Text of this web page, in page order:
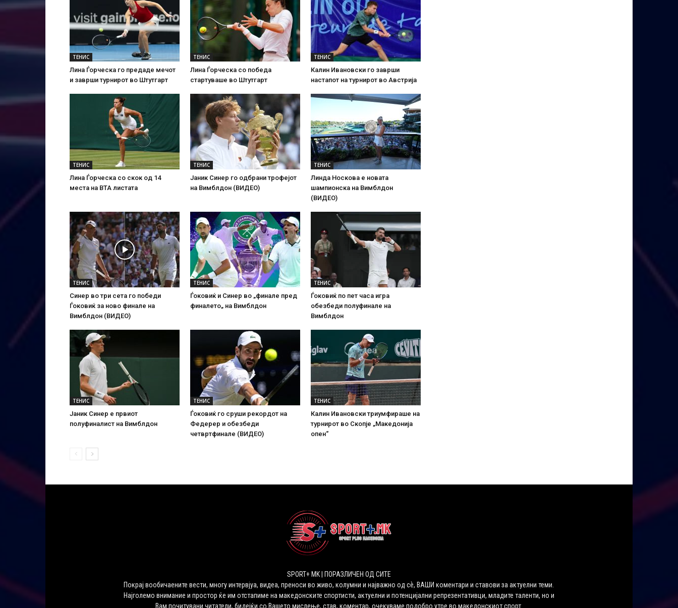
ТЕНИС
Лина Ѓорческа го предаде мечот
и заврши турнирот во Штутгарт
ТЕНИС
Лина Ѓорческа со победа
стартуваше во Штутгарт
ТЕНИС
Калин Ивановски го заврши
настапот на турнирот во Австрија
ТЕНИС
Лина Ѓорческа со скок од 14
места на ВТА листата
ТЕНИС
Јаник Синер го одбрани трофејот
на Вимблдон (ВИДЕО)
ТЕНИС
Линда Носкова е новата
шампионска на Вимблдон
(ВИДЕО)
ТЕНИС
Синер во три сета го победи
Ѓоковиќ за ново финале на
Вимблдон (ВИДЕО)
ТЕНИС
Ѓоковиќ и Синер во „финале пред
финалето„ на Вимблдон
ТЕНИС
Ѓоковиќ по пет часа игра
обезбеди полуфинале на
Вимблдон
ТЕНИС
Јаник Синер е првиот
полуфиналист на Вимблдон
ТЕНИС
Ѓоковиќ го сруши рекордот на
Федерер и обезбеди
четвртфинале (ВИДЕО)
ТЕНИС
Калин Ивановски триумфираше на
турнирот во Скопје „Македонија
опен“
SPORT+ MK | ПОРАЗЛИЧЕН ОД СИТЕ
Покрај вообичаените вести, многу интервјуа, видеа, преноси во живо, колумни и најважно од сѐ, ВАШИ коментари и ставови за актуелни теми.
Најголемо внимание и простор ќе им отстапиме на македонските спортисти, актуелни и потенцијални репрезентативци, младите таленти, но и
Вам почитувани читатели, бидејќи со Вашето мислење, став, коментар, очекуваме подобро утре во македонскиот спорт.